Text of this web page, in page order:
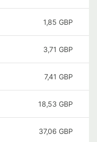
1,85 GBP
3,71 GBP
7,41 GBP
18,53 GBP
37,06 GBP